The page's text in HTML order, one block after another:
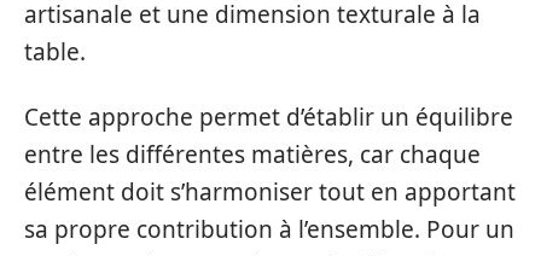
artisanale et une dimension texturale à la
table.
Cette approche permet d’établir un équilibre
entre les différentes matières, car chaque
élément doit s’harmoniser tout en apportant
sa propre contribution à l’ensemble. Pour un